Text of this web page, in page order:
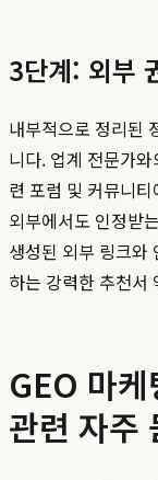
3단계: 외부
내부적으로 정리된
니다. 업계 전문가
련 포럼 및 커뮤니
외부에서도 인정받
생성된 외부 링크와
하는 강력한 추천서
GEO 마
관련 자주